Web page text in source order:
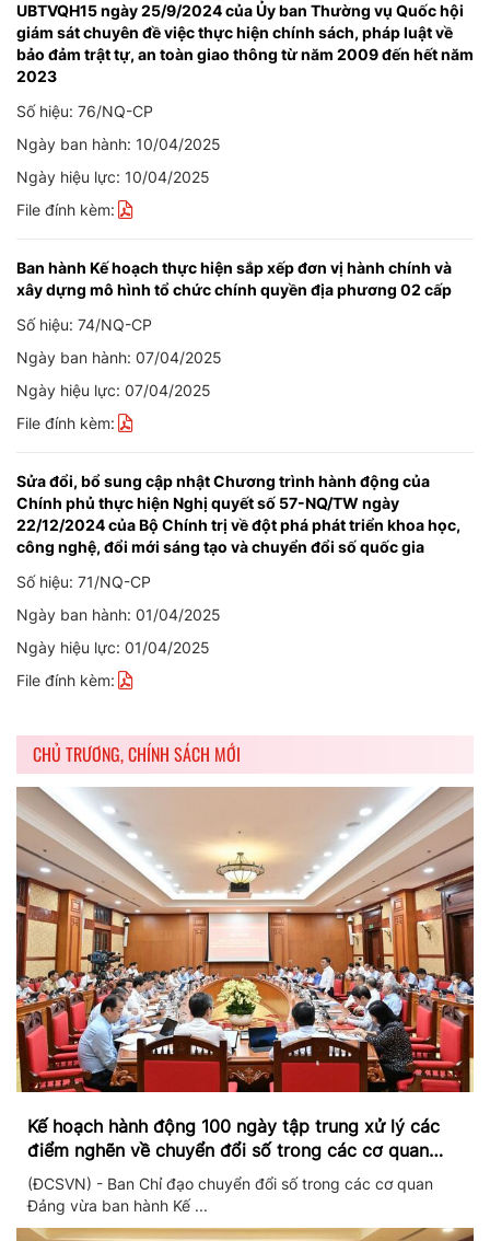
UBTVQH15 ngày 25/9/2024 của Ủy ban Thường vụ Quốc hội
giám sát chuyên đề việc thực hiện chính sách, pháp luật về
bảo đảm trật tự, an toàn giao thông từ năm 2009 đến hết năm
2023
Số hiệu: 76/NQ-CP
Ngày ban hành: 10/04/2025
Ngày hiệu lực: 10/04/2025
File đính kèm:
Ban hành Kế hoạch thực hiện sắp xếp đơn vị hành chính và
xây dựng mô hình tổ chức chính quyền địa phương 02 cấp
Số hiệu: 74/NQ-CP
Ngày ban hành: 07/04/2025
Ngày hiệu lực: 07/04/2025
File đính kèm:
Sửa đổi, bổ sung cập nhật Chương trình hành động của
Chính phủ thực hiện Nghị quyết số 57-NQ/TW ngày
22/12/2024 của Bộ Chính trị về đột phá phát triển khoa học,
công nghệ, đổi mới sáng tạo và chuyển đổi số quốc gia
Số hiệu: 71/NQ-CP
Ngày ban hành: 01/04/2025
Ngày hiệu lực: 01/04/2025
File đính kèm:
CHỦ TRƯƠNG, CHÍNH SÁCH MỚI
Kế hoạch hành động 100 ngày tập trung xử lý các
điểm nghẽn về chuyển đổi số trong các cơ quan
Đảng
(ĐCSVN) - Ban Chỉ đạo chuyển đổi số trong các cơ quan
Đảng vừa ban hành Kế ...